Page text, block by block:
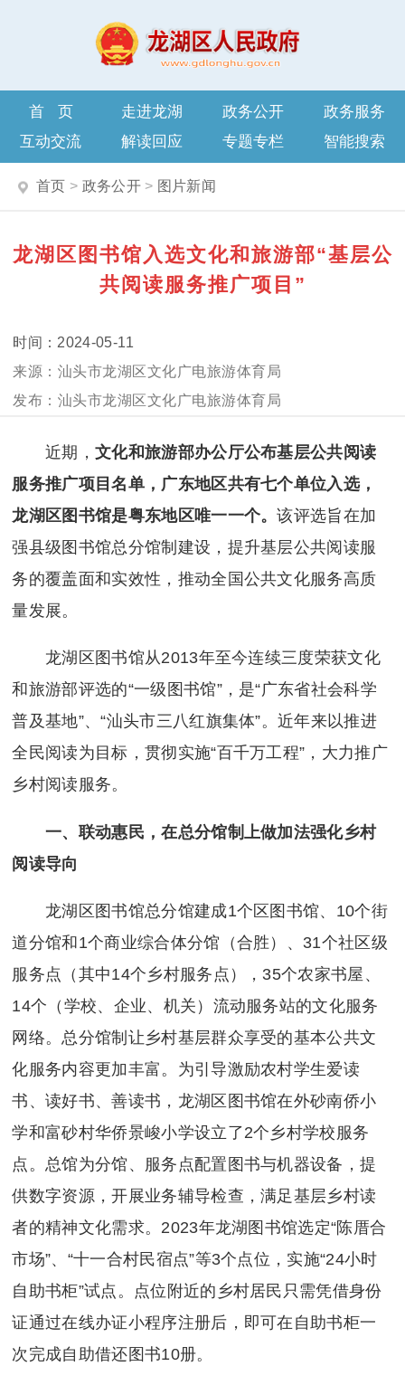
首页 走进龙湖 政务公开
政务服务
互动交流
解读回应 专题专栏 智能搜索
首页 > 政务公开> 图片新闻
龙湖区图书馆入选文化和旅游部“基层公
共阅读服务推广项目”
2024-05-11
汕头市龙湖区文化广电旅游体育局
汕头市龙湖区文化广电旅游体育局
近期，文化和旅游部办公厅公布基层公共阅读
服务推广项目名单，广东地区共有七个单位入选，
龙湖区图书馆是粤东地区唯一一个。该评选旨在加
强县级图书馆总分馆制建设，提升基层公共阅读服
务的覆盖面和实效性，推动全国公共文化服务高质
量发展。
龙湖区图书馆从2013年至今连续三度荣获文化
和旅游部评选的“一级图书馆”，是“广东省社会科学
普及基地”、“汕头市三八红旗集体”。近年来以推进
全民阅读为目标，贯彻实施“百千万工程”，大力推广
乡村阅读服务。
一、联动惠民，在总分馆制上做加法强化乡村
阅读导向
龙湖区图书馆总分馆建成1个区图书馆、10个街
道分馆和1个商业综合体分馆（合胜）、31个社区级
服务点（其中14个乡村服务点），35个农家书屋、
14个（学校、企业、机关）流动服务站的文化服务
网络。总分馆制让乡村基层群众享受的基本公共文
化服务内容更加丰富。为引导激励农村学生爱读
书、读好书、善读书，龙湖区图书馆在外砂南侨小
学和富砂村华侨景峻小学设立了2个乡村学校服务
点。总馆为分馆、服务点配置图书与机器设备，提
供数字资源，开展业务辅导检查，满足基层乡村读
者的精神文化需求。2023年龙湖图书馆选定“陈厝合
市场”、“十一合村民宿点”等3个点位，实施“24小时
自助书柜”试点。点位附近的乡村居民只需凭借身份
证通过在线办证小程序注册后，即可在自助书柜一
次完成自助借还图书10册。